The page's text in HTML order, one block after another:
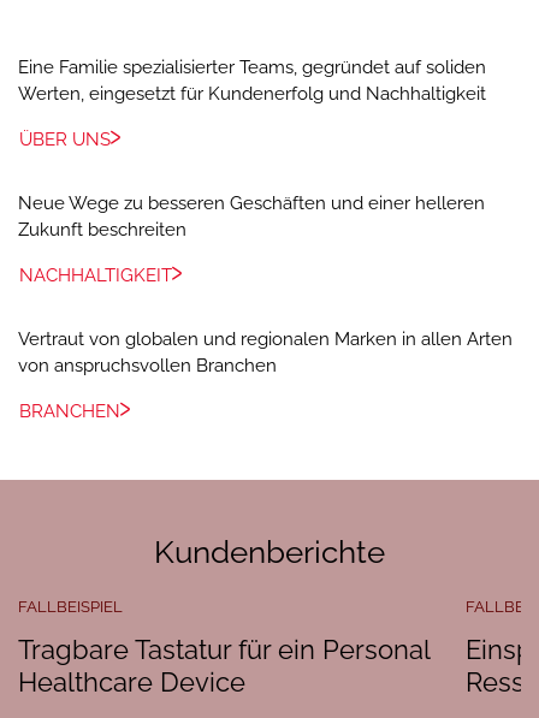
Eine Familie spezialisierter Teams, gegründet auf soliden
Werten, eingesetzt für Kundenerfolg und Nachhaltigkeit
ÜBER UNS
Neue Wege zu besseren Geschäften und einer helleren
Zukunft beschreiten
NACHHALTIGKEIT
Vertraut von globalen und regionalen Marken in allen Arten
von anspruchsvollen Branchen
BRANCHEN
Kundenberichte
FALLBEISPIEL
Tragbare Tastatur für ein Personal
Healthcare Device